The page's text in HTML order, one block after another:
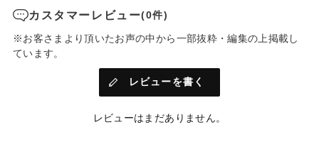
3 メディリフト ニードルリフトセラム
を直接注入する
ニードルパッチと、
カスタマーレビュー(0件)
※お客さまより頂いたお声の中から一部抜粋・編集の上掲載し
ています。
レビューを書く
レビューはまだありません。